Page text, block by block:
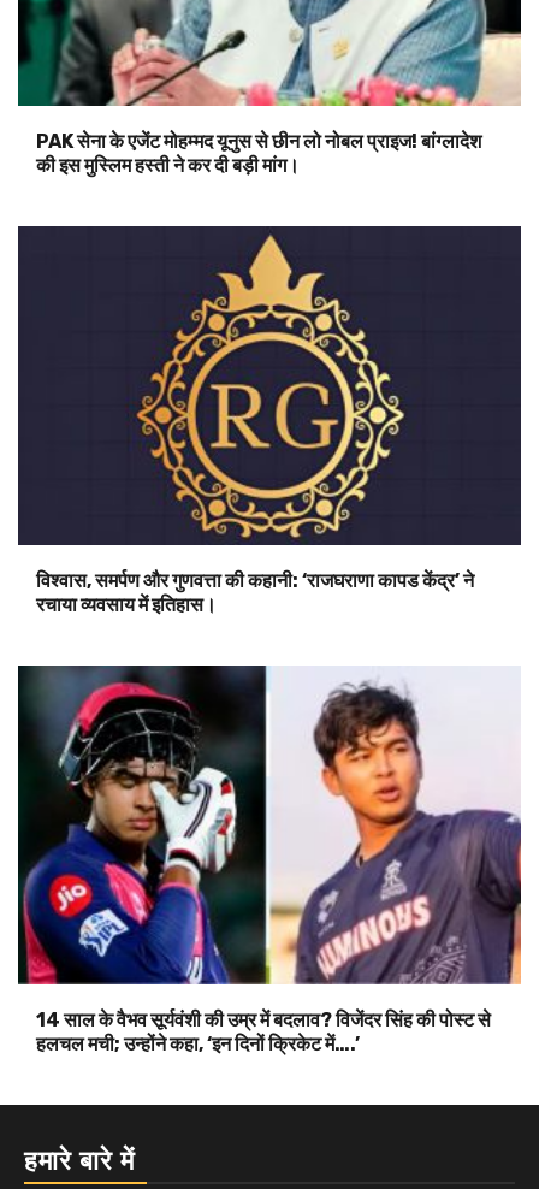
PAK सेना के एजेंट मोहम्मद यूनुस से छीन लो नोबल प्राइज! बांग्लादेश
की इस मुस्लिम हस्ती ने कर दी बड़ी मांग।
विश्वास, समर्पण और गुणवत्ता की कहानी: ‘राजघराणा कापड केंद्र’ ने
रचाया व्यवसाय में इतिहास।
14 साल के वैभव सूर्यवंशी की उम्र में बदलाव? विजेंदर सिंह की पोस्ट से
हलचल मची; उन्होंने कहा, ‘इन दिनों क्रिकेट में….’
हमारे बारे में